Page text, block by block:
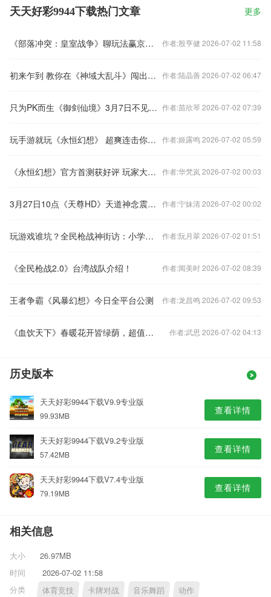
天天好彩9944下载热门文章 更多
《部落冲突：皇室战争》聊玩法赢京东卡！ 作者:殷亨健 2026-07-02 11:58
初来乍到 教你在《神域大乱斗》闯出一片天 作者:陆晶善 2026-07-02 06:47
只为PK而生《御剑仙境》3月7日不见不散 作者:苗欣琴 2026-07-02 07:39
玩手游就玩《永恒幻想》 超爽连击你接受吗！？ 作者:姬露鸣 2026-07-02 05:59
《永恒幻想》官方首测获好评 玩家大赞日系“纯” 作者:华梵岚 2026-07-02 00:03
3月27日10点《天尊HD》天道神念震撼开服！ 作者:宁妹清 2026-07-02 00:02
玩游戏谁坑？全民枪战神街访：小学生VS大学生 作者:阮月翠 2026-07-02 01:51
《全民枪战2.0》台湾战队介绍！ 作者:闻美时 2026-07-02 08:39
王者争霸《风暴幻想》今日全平台公测 作者:龙昌鸣 2026-07-02 09:53
《血饮天下》春暖花开皆绿荫，超值活动乐翻天 作者:武思 2026-07-02 04:13
历史版本
天天好彩9944下载V9.9专业版
99.93MB 查看详情
天天好彩9944下载V9.2专业版
57.42MB 查看详情
天天好彩9944下载V7.4专业版
79.19MB 查看详情
相关信息
大小
26.97MB
时间
2026-07-02 11:58
分类
体育竞技 卡牌对战 音乐舞蹈 动作